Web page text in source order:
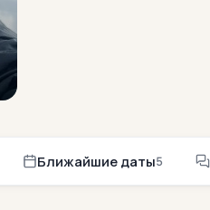
Ближайшие даты5